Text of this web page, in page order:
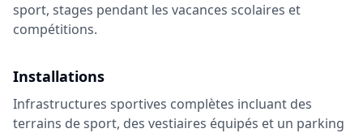
sport, stages pendant les vacances scolaires et
compétitions.
Installations
Infrastructures sportives complètes incluant des
terrains de sport, des vestiaires équipés et un parking